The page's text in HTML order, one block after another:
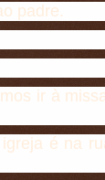
padre.
ir à
é na